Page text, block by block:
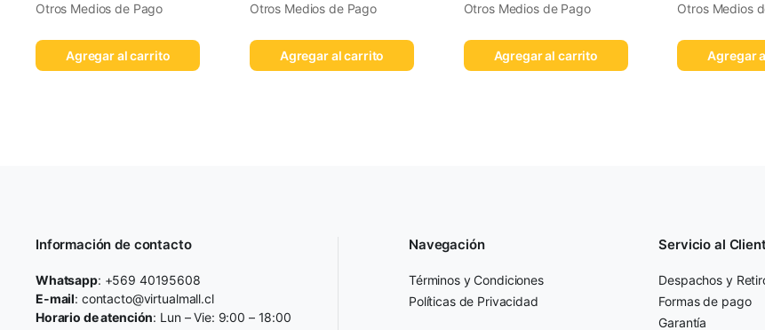
Otros Medios de Pago
Agregar al carrito
Otros Medios de Pago
Agregar al carrito
Otros Medios de Pago
Agregar al carrito
Otros Medios
Agregar
Información de contacto
Whatsapp: +569 40195608
E-mail: contacto@virtualmall.cl
Horario de atención: Lun – Vie: 9:00 – 18:00
Navegación
Términos y Condiciones
Políticas de Privacidad
Servicio al
Despachos y
Formas de pago
Garantía